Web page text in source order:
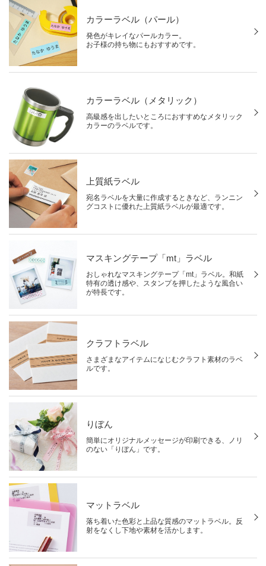
カラーラベル（パール）
発色がキレイなパールカラー。
お子様の持ち物にもおすすめです。
カラーラベル（メタリック）
高級感を出したいところにおすすめなメタリック
カラーのラベルです。
上質紙ラベル
宛名ラベルを大量に作成するときなど、ランニン
グコストに優れた上質紙ラベルが最適です。
マスキングテープ「mt」ラベル
おしゃれなマスキングテープ「mt」ラベル。和紙
特有の透け感や、スタンプを押したような風合い
が特長です。
クラフトラベル
さまざまなアイテムになじむクラフト素材のラベ
ルです。
りぼん
簡単にオリジナルメッセージが印刷できる、ノリ
のない「りぼん」です。
マットラベル
落ち着いた色彩と上品な質感のマットラベル。反
射をなくし下地や素材を活かします。